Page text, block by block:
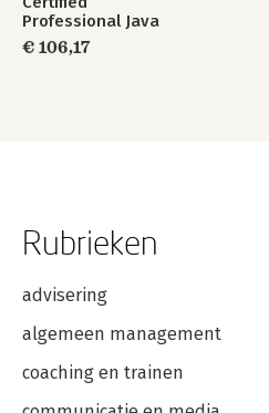
Professional Java
SE 17 Developer
Certification Kit:
€ 106,17
Rubrieken
advisering
algemeen management
coaching en trainen